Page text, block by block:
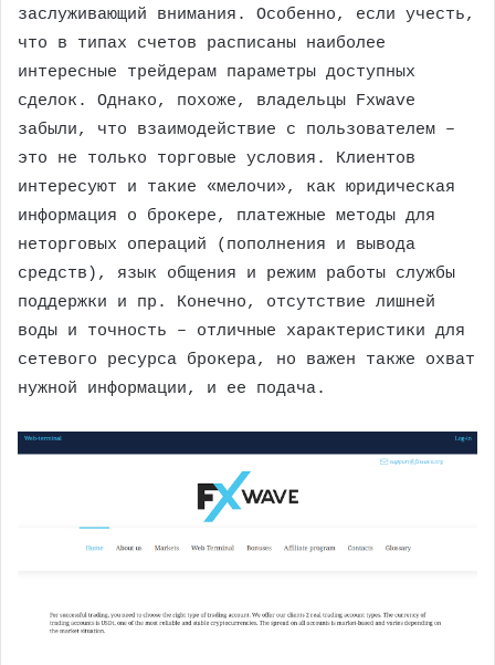
заслуживающий внимания. Особенно, если учесть,
что в типах счетов расписаны наиболее
интересные трейдерам параметры доступных
сделок. Однако, похоже, владельцы Fxwave
забыли, что взаимодействие с пользователем –
это не только торговые условия. Клиентов
интересуют и такие «мелочи», как юридическая
информация о брокере, платежные методы для
неторговых операций (пополнения и вывода
средств), язык общения и режим работы службы
поддержки и пр. Конечно, отсутствие лишней
воды и точность – отличные характеристики для
сетевого ресурса брокера, но важен также охват
нужной информации, и ее подача.